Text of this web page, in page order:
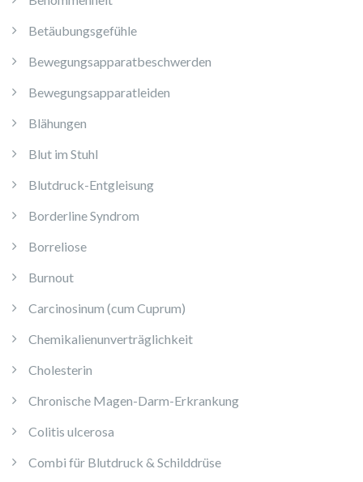
Betäubungsgefühle
Bewegungsapparatbeschwerden
Bewegungsapparatleiden
Blähungen
Blut im Stuhl
Blutdruck-Entgleisung
Borderline Syndrom
Borreliose
Burnout
Carcinosinum (cum Cuprum)
Chemikalienunverträglichkeit
Cholesterin
Chronische Magen-Darm-Erkrankung
Colitis ulcerosa
Combi für Blutdruck & Schilddrüse